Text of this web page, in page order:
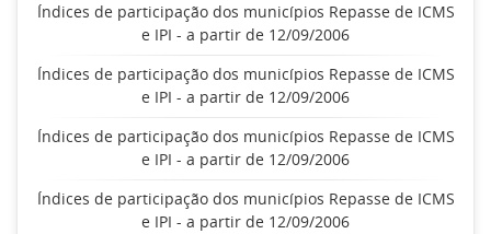
Índices de participação dos municípios Repasse de ICMS
e IPI - a partir de 12/09/2006
Índices de participação dos municípios Repasse de ICMS
e IPI - a partir de 12/09/2006
Índices de participação dos municípios Repasse de ICMS
e IPI - a partir de 12/09/2006
Índices de participação dos municípios Repasse de ICMS
e IPI - a partir de 12/09/2006